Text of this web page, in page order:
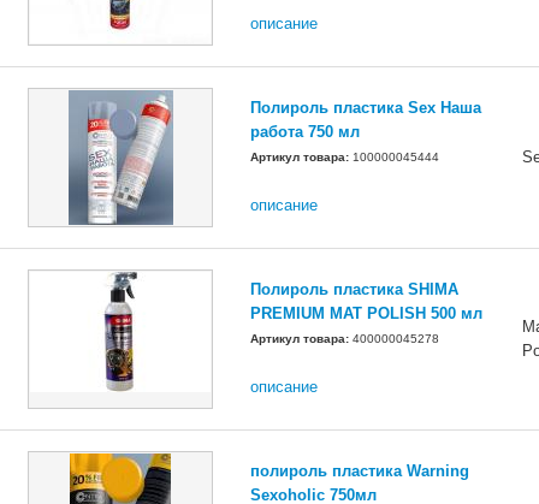
описание
Полироль пластика Sex Наша
работа 750 мл
Артикул товара: 100000045444
описание
Полироль пластика SHIMA
PREMIUM MAT POLISH 500 мл
Артикул товара: 400000045278
описание
полироль пластика Warning
Sexoholic 750мл